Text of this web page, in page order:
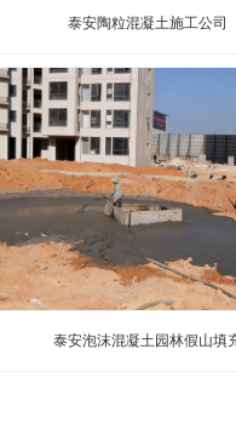
泰安陶粒混凝土施工公司
泰安泡沫混凝土园林假山填